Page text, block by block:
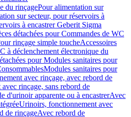
du rinçagePour alimentation sur
sur secteur, pour réservoirs à
à encastrer Geberit Sigma
détachées pour Commandes de WC
rinçage simple toucheAccessoires
à déclenchement électronique du
pour Modules sanitaires pour
Modules sanitaires pour
avec rinçage, avec rebord de
rinçage, sans rebord de
d'urinoir apparente ou à encastrerAvec
Urinoirs, fonctionnement avec
de rinçageAvec rebord de